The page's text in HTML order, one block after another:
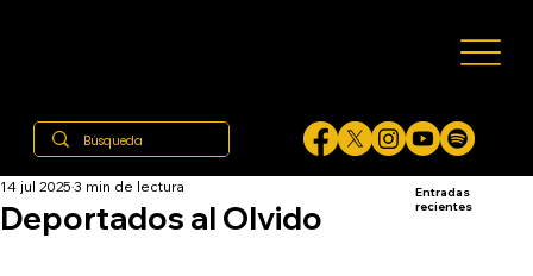
Deportados al Olvido
14 jul 2025 3 min de lectura
Entradas
recientes